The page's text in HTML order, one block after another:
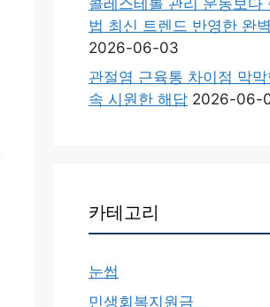
법 최신 트렌드 반영한 완
2026-06-03
관절염 근육통 차이점 막
속 시원한 해답 2026-06-
카테고리
눈썹
민생회복지원금